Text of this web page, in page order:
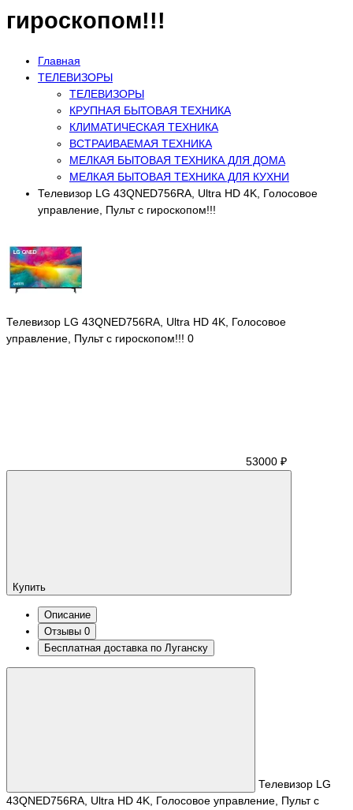
гироскопом!!!
Главная
ТЕЛЕВИЗОРЫ
ТЕЛЕВИЗОРЫ
КРУПНАЯ БЫТОВАЯ ТЕХНИКА
КЛИМАТИЧЕСКАЯ ТЕХНИКА
ВСТРАИВАЕМАЯ ТЕХНИКА
МЕЛКАЯ БЫТОВАЯ ТЕХНИКА ДЛЯ ДОМА
МЕЛКАЯ БЫТОВАЯ ТЕХНИКА ДЛЯ КУХНИ
Телевизор LG 43QNED756RA, Ultra HD 4K, Голосовое
управление, Пульт с гироскопом!!!
Телевизор LG 43QNED756RA, Ultra HD 4K, Голосовое
управление, Пульт с гироскопом!!! 0
53000 ₽
Купить
Описание
Отзывы 0
Бесплатная доставка по Луганску
Телевизор LG
43QNED756RA, Ultra HD 4K, Голосовое управление, Пульт с